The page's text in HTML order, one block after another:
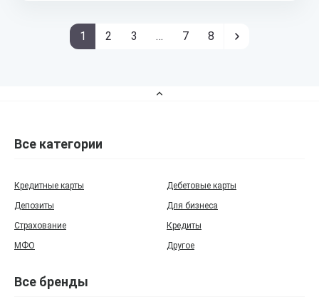
1 2 3 … 7 8
Все категории
Кредитные карты
Дебетовые карты
Депозиты
Для бизнеса
Страхование
Кредиты
МФО
Другое
Все бренды